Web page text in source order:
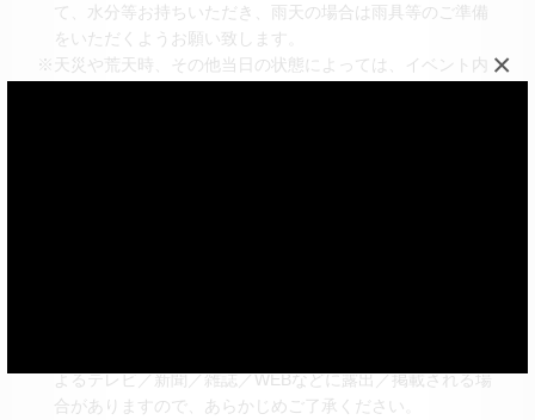
×
て、水分等お持ちいただき、雨天の場合は雨具等のご準備
をいただくようお願い致します。
※天災や荒天時、その他当日の状態によっては、イベント内
よるテレビ／新聞／雑誌／WEBなどに露出／掲載される場
合がありますので、あらかじめご了承ください。